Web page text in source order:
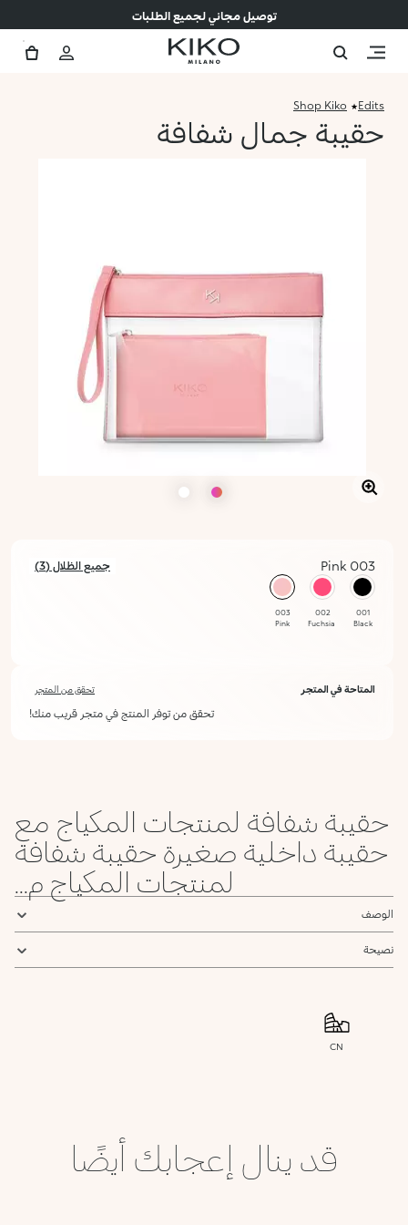
توصيل مجاني لجميع الطلبات
Edits
Shop Kiko
حقيبة جمال شفافة
003 Pink جميع الظلال (3)
001
Black
002
Fuchsia
محدد
003
Pink
المتاحة في المتجر تحقق من المتجر
تحقق من توفر المنتج في متجر قريب منك!
حقيبة شفافة لمنتجات المكياج مع
حقيبة داخلية صغيرة حقيبة شفافة
لمنتجات المكياج م...
الوصف
نصيحة
CN
قد ينال إعجابك أيضًا